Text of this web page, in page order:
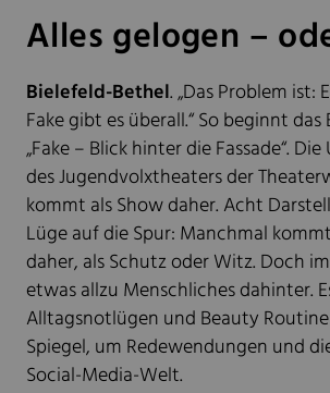
Alles gelogen –
Bielefeld-Bethel. „Das Problem ist:
Fake gibt es überall.“ So beginnt
„Fake – Blick hinter die Fassade“.
des Jugendvolxtheaters der
kommt als Show daher. Acht
Lüge auf die Spur: Manchmal
daher, als Schutz oder Witz. Doch
etwas allzu Menschliches dahinter.
Alltagsnotlügen und Beauty
Spiegel, um Redewendungen und
Social-Media-Welt.